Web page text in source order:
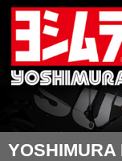
YOSHIMURA